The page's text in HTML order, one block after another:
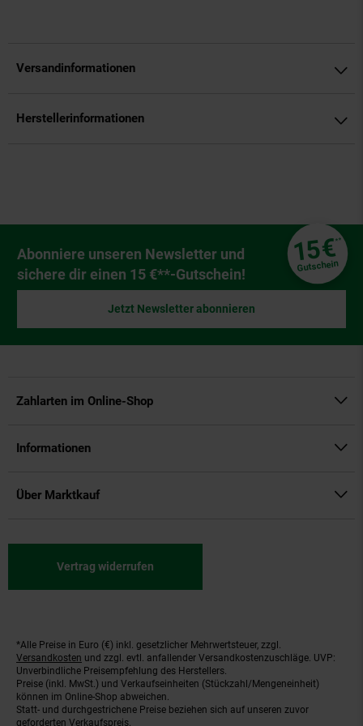
Versandinformationen
Herstellerinformationen
Newsletter Anmeldung
Abonniere unseren Newsletter und
sichere dir einen 15 €**-Gutschein!
15€**
Gutschein
Jetzt Newsletter abonnieren
Zahlarten im Online-Shop
Informationen
Über Marktkauf
Vertrag widerrufen
Fußnoten
*Alle Preise in Euro (€) inkl. gesetzlicher Mehrwertsteuer, zzgl.
Versandkosten und zzgl. evtl. anfallender Versandkostenzuschläge. UVP:
Unverbindliche Preisempfehlung des Herstellers.
Preise (inkl. MwSt.) und Verkaufseinheiten (Stückzahl/Mengeneinheit)
können im Online-Shop abweichen.
Statt- und durchgestrichene Preise beziehen sich auf unseren zuvor
geforderten Verkaufspreis.